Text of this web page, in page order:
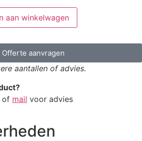
aan winkelwagen
Offerte aanvragen
aantallen of advies.
of mail voor advies